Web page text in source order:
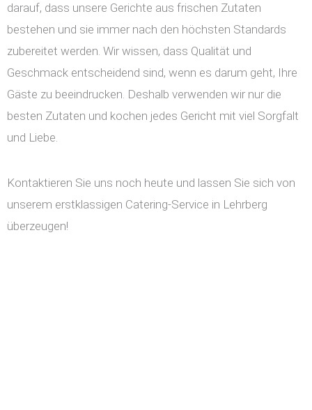
darauf, dass unsere Gerichte aus frischen Zutaten
bestehen und sie immer nach den höchsten Standards
zubereitet werden. Wir wissen, dass Qualität und
Geschmack entscheidend sind, wenn es darum geht, Ihre
Gäste zu beeindrucken. Deshalb verwenden wir nur die
besten Zutaten und kochen jedes Gericht mit viel Sorgfalt
und Liebe.
Kontaktieren Sie uns noch heute und lassen Sie sich von
unserem erstklassigen Catering-Service in Lehrberg
überzeugen!